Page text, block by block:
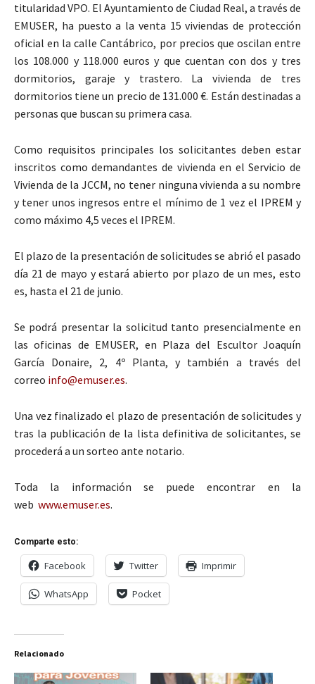
titularidad VPO. El Ayuntamiento de Ciudad Real, a través de
EMUSER, ha puesto a la venta 15 viviendas de protección
oficial en la calle Cantábrico, por precios que oscilan entre
los 108.000 y 118.000 euros y que cuentan con dos y tres
dormitorios, garaje y trastero. La vivienda de tres
dormitorios tiene un precio de 131.000 €. Están destinadas a
personas que buscan su primera casa.
Como requisitos principales los solicitantes deben estar
inscritos como demandantes de vivienda en el Servicio de
Vivienda de la JCCM, no tener ninguna vivienda a su nombre
y tener unos ingresos entre el mínimo de 1 vez el IPREM y
como máximo 4,5 veces el IPREM.
El plazo de la presentación de solicitudes se abrió el pasado
día 21 de mayo y estará abierto por plazo de un mes, esto
es, hasta el 21 de junio.
Se podrá presentar la solicitud tanto presencialmente en
las oficinas de EMUSER, en Plaza del Escultor Joaquín
García Donaire, 2, 4º Planta, y también a través del
correo info@emuser.es.
Una vez finalizado el plazo de presentación de solicitudes y
tras la publicación de la lista definitiva de solicitantes, se
procederá a un sorteo ante notario.
Toda la información se puede encontrar en la
web www.emuser.es.
Comparte esto:
Facebook Twitter Imprimir
WhatsApp Pocket
Relacionado